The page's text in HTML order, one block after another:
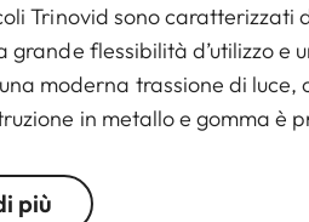
Trinovid sono caratterizzati
grande flessibilità d’utilizzo e
moderna trassione di
in metallo e gomma è
più